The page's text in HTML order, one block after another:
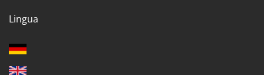
Lingua